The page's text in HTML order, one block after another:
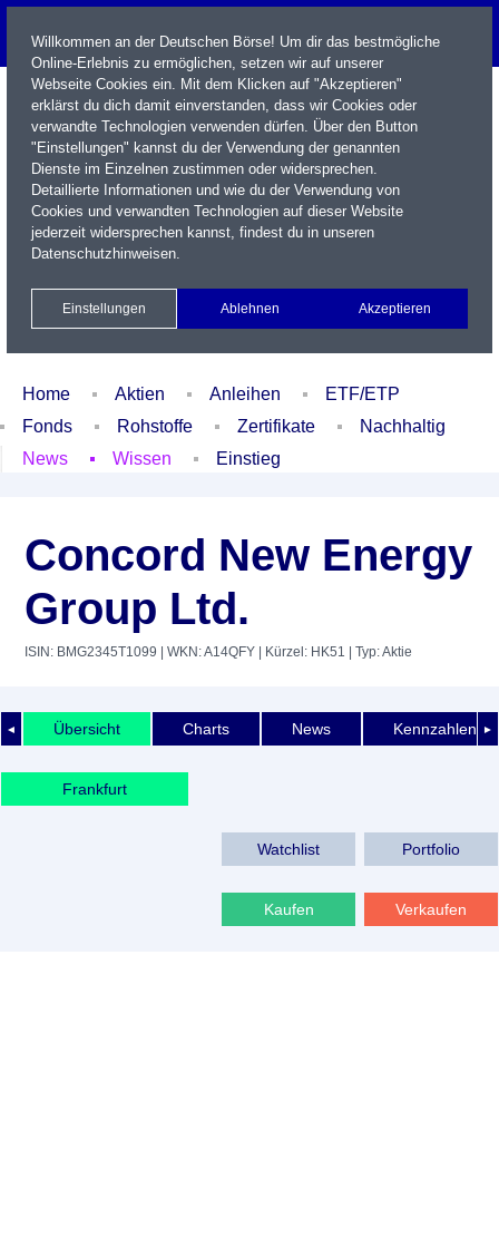
Name / WKN / ISIN / Kürzel
Xetra Realtime
Watchlist Portfolio Login
Home Aktien Anleihen
ETF/ETP
Fonds
Rohstoffe Zertifikate
Nachhaltig
News
Wissen Einstieg
Concord New Energy
Group Ltd.
ISIN: BMG2345T1099 | WKN: A14QFY | Kürzel: HK51 | Typ: Aktie
◄ ►
Übersicht Charts News Kennzahlen
Frankfurt
Watchlist Portfolio
Kaufen Verkaufen
Willkommen an der Deutschen Börse! Um dir das bestmögliche
Online-Erlebnis zu ermöglichen, setzen wir auf unserer
Webseite Cookies ein. Mit dem Klicken auf "Akzeptieren"
erklärst du dich damit einverstanden, dass wir Cookies oder
verwandte Technologien verwenden dürfen. Über den Button
"Einstellungen" kannst du der Verwendung der genannten
Dienste im Einzelnen zustimmen oder widersprechen.
Detaillierte Informationen und wie du der Verwendung von
Cookies und verwandten Technologien auf dieser Website
jederzeit widersprechen kannst, findest du in unseren
Datenschutzhinweisen.
Einstellungen Ablehnen Akzeptieren